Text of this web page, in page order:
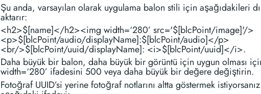
Şu anda, varsayılan olarak uygulama balon stili için aşağıdakileri
aktarır:
<h2>$[name]</h2><img width=‘280’ src='$[blcPoint/image]'/>
<p>$[blcPoint/audio/displayName]:$[blcPoint/audio]</p>
<br/>$[blcPoint/uuid/displayName]: <i>$[blcPoint/uuid]</i>.
Daha büyük bir balon, daha büyük bir görüntü için uygun olması
width=‘280’ ifadesini 500 veya daha büyük bir değere değiştirin.
Fotoğraf UUID’si yerine fotoğraf notlarını altta göstermek